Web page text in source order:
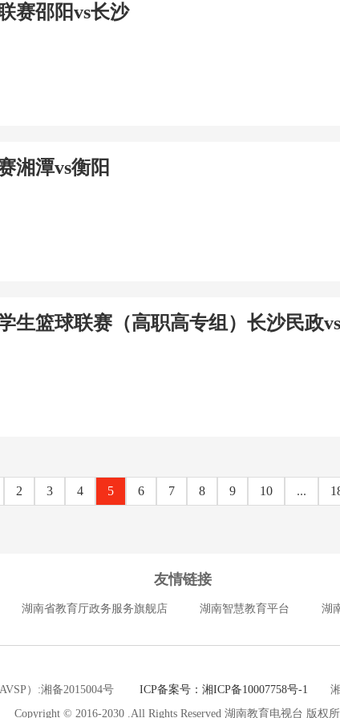
赛邵阳vs长沙
湘潭vs衡阳
生篮球联赛（高职高专组）长沙民政
2 3 4 5 6 7 8 9 10 ...
友情链接
湖南省教育厅政务服务旗舰店 湖南智慧教育平台 湖
AVSP）:湘备2015004号 ICP备案号：湘ICP备10007758号-1 湘公
Copyright © 2016-2030 .All Rights Reserved 湖南教育电视台 版权